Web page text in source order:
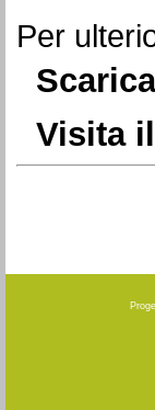
Per
Visita